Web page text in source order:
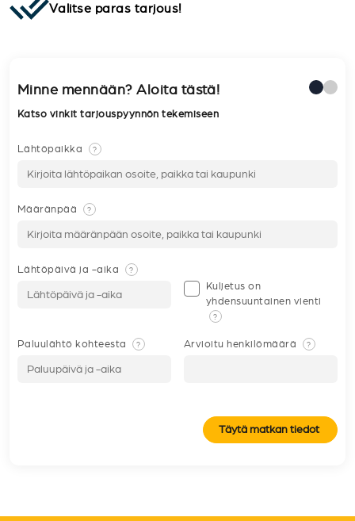
Valitse paras tarjous!
Minne mennään? Aloita tästä!
Katso vinkit tarjouspyynnön tekemiseen
Lähtöpaikka ?
Määränpää ?
Lähtöpäivä ja -aika ?
Kuljetus on
yhdensuuntainen vienti
?
Paluulähtö kohteesta ? Arvioitu henkilömäärä ?
Täytä matkan tiedot